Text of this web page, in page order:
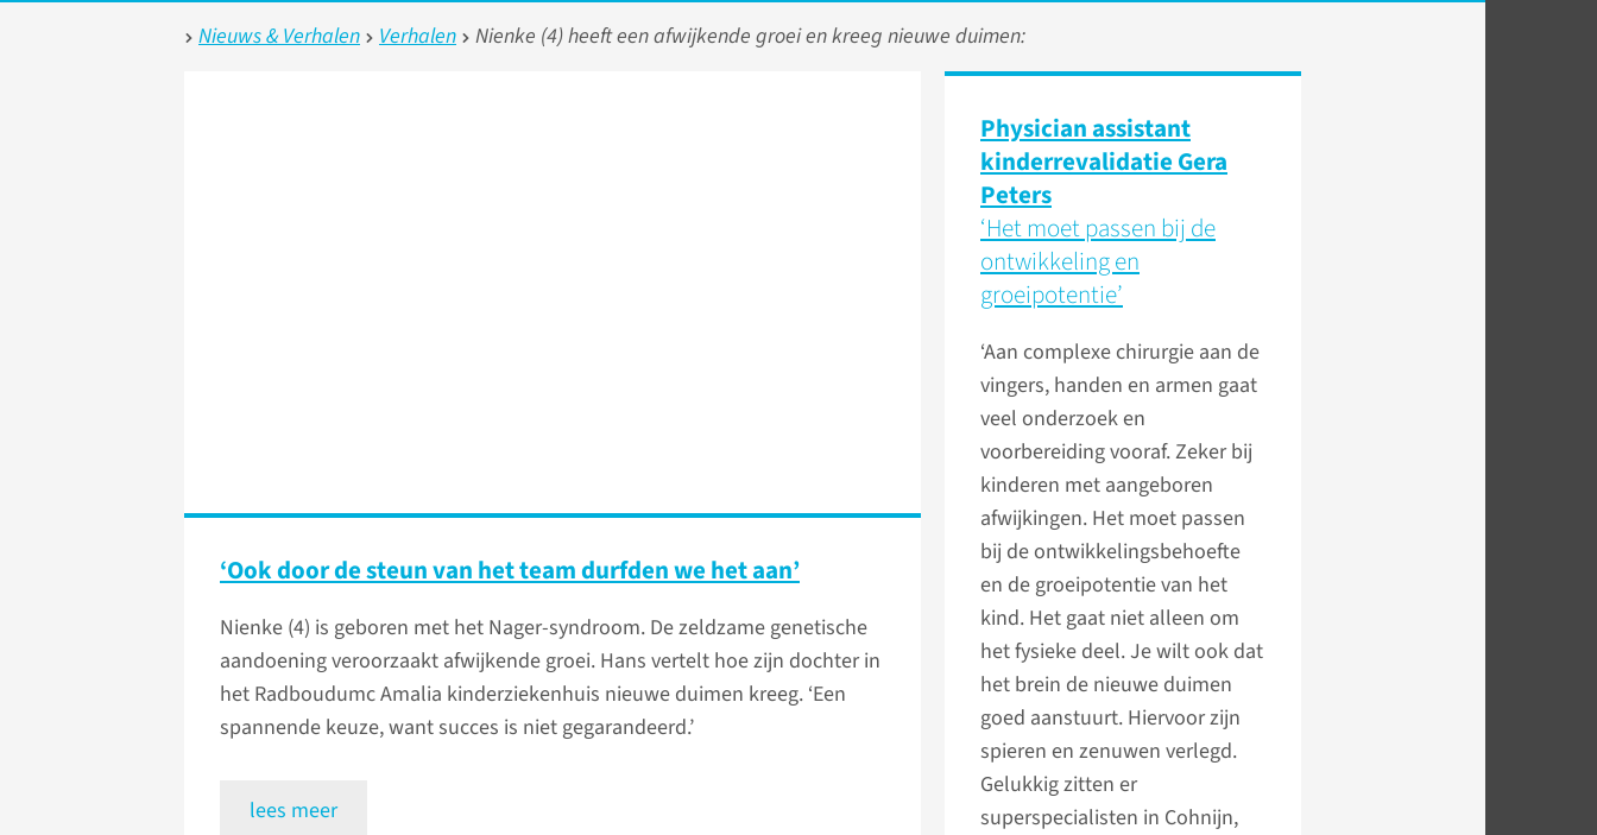
Nieuws & Verhalen Verhalen Nienke (4) heeft een afwijkende groei en kreeg nieuwe duimen:
‘Ook door de steun van het team durfden we het aan’
Nienke (4) is geboren met het Nager-syndroom. De zeldzame genetische
aandoening veroorzaakt afwijkende groei. Hans vertelt hoe zijn dochter in
het Radboudumc Amalia kinderziekenhuis nieuwe duimen kreeg. ‘Een
spannende keuze, want succes is niet gegarandeerd.’
lees meer
Physician assistant
kinderrevalidatie Gera
Peters
‘Het moet passen bij de
ontwikkeling en
groeipotentie’
‘Aan complexe chirurgie aan de
vingers, handen en armen gaat
veel onderzoek en
voorbereiding vooraf. Zeker bij
kinderen met aangeboren
afwijkingen. Het moet passen
bij de ontwikkelingsbehoefte
en de groeipotentie van het
kind. Het gaat niet alleen om
het fysieke deel. Je wilt ook dat
het brein de nieuwe duimen
goed aanstuurt. Hiervoor zijn
spieren en zenuwen verlegd.
Gelukkig zitten er
superspecialisten in Cohnijn,